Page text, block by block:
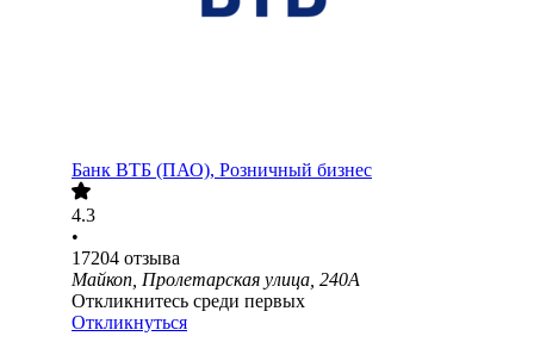
Банк ВТБ (ПАО), Розничный бизнес
4.3
•
17204 отзыва
Майкоп, Пролетарская улица, 240А
Откликнитесь среди первых
Откликнуться